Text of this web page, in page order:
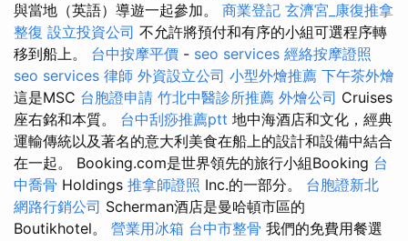
與當地（英語）導遊一起參加。 商業登記 玄濟宮_康復推拿
整復 設立投資公司 不允許將預付和有序的小組可選程序轉
移到船上。 台中按摩平價 - seo services 經絡按摩證照
seo services 律師 外資設立公司 小型外燴推薦 下午茶外燴
這是MSC 台胞證申請 竹北中醫診所推薦 外燴公司 Cruises
座右銘和本質。 台中刮痧推薦ptt 地中海酒店和文化，經典
運輸傳統以及著名的意大利美食在船上的設計和設備中結合
在一起。 Booking.com是世界領先的旅行小組Booking 台
中喬骨 Holdings 推拿師證照 Inc.的一部分。 台胞證新北
網路行銷公司 Scherman酒店是曼哈頓市區的
Boutikhotel。 營業用冰箱 台中市整骨 我們的免費用餐選